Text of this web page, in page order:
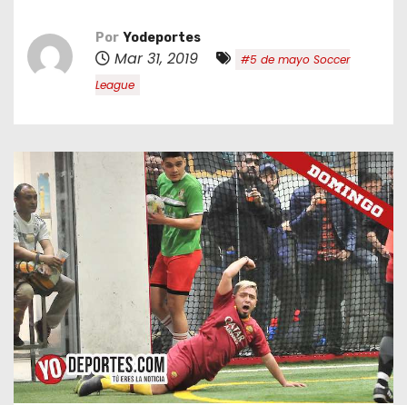
Por Yodeportes
Mar 31, 2019
#5 de mayo Soccer
League